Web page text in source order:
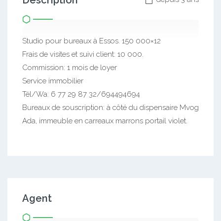
Studio pour bureaux à Essos. 150 000×12
Frais de visites et suivi client: 10 000.
Commission: 1 mois de loyer
Service immobilier
Tél/Wa: 6 77 29 87 32/694494694
Bureaux de souscription: à côté du dispensaire Mvog
Ada, immeuble en carreaux marrons portail violet.
Agent